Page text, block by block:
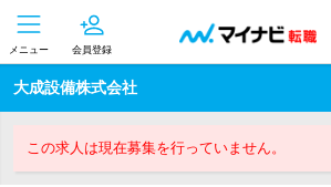
メニュー 会員登録
大成設備株式会社
この求人は現在募集を行っていません。